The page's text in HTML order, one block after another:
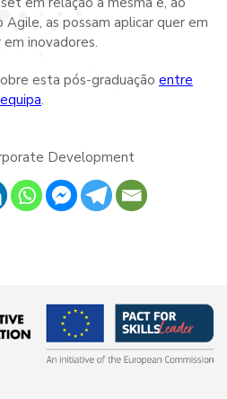
as possam aplicar quer em
inovadores.
esta pós-graduação entre
.
Development